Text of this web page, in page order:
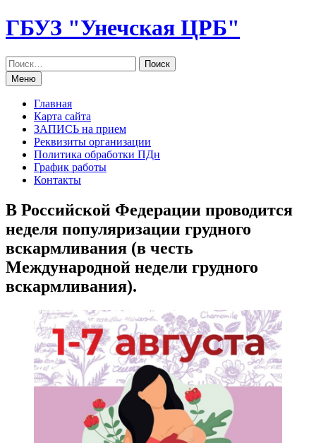
Перейти
к
ГБУЗ "Унечская ЦРБ"
Меню
Главная
Карта сайта
ЗАПИСЬ на прием
Реквизиты организации
Политика обработки ПДн
График работы
Контакты
В Российской Федерации проводится
неделя популяризации грудного
вскармливания (в честь
Международной недели грудного
вскармливания).